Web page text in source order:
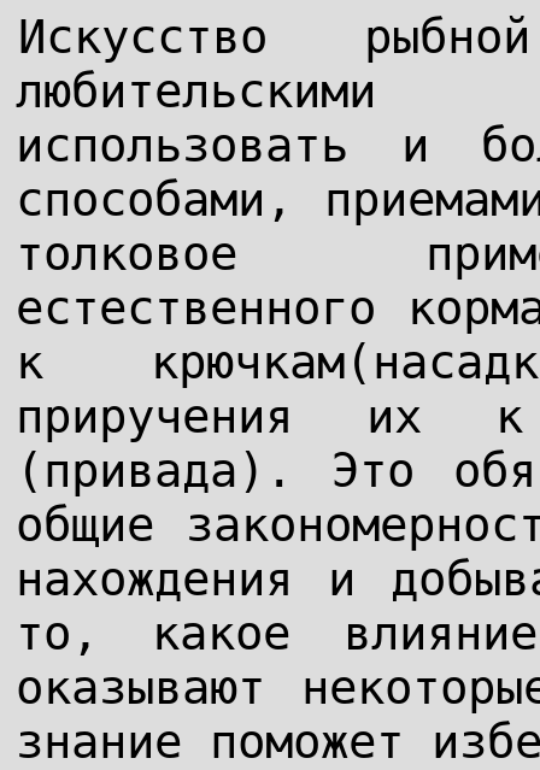
Искусство
использовать и
способами,
толковое
естественного
к
приручения их к
(привада). Это
общие
нахождения и
то, какое
оказывают
знание поможет